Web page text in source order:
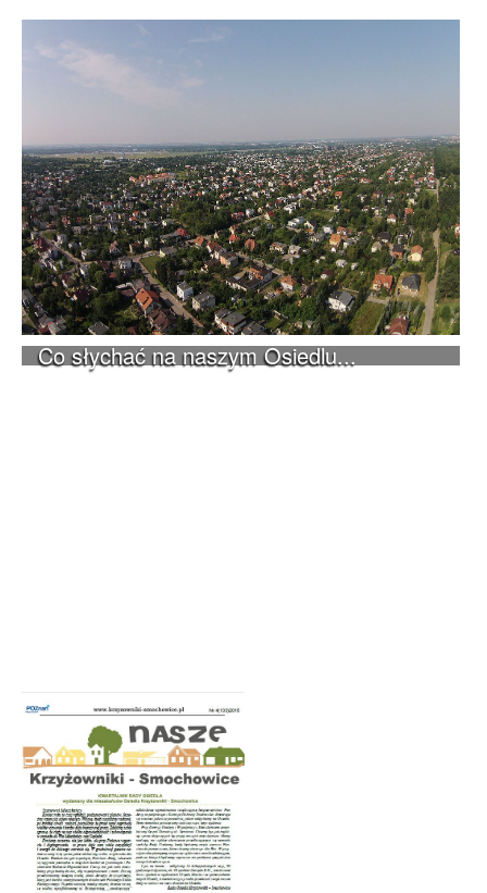
Co słychać na naszym Osiedlu...